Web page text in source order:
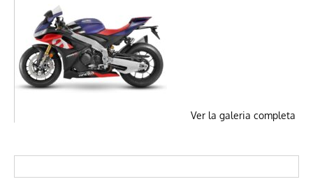
Ver la galeria completa